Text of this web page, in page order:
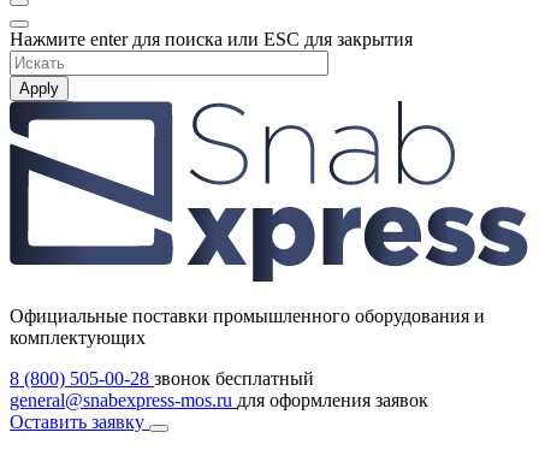
Нажмите enter для поиска или ESC для закрытия
Apply
Официальные поставки промышленного оборудования и
комплектующих
8 (800) 505-00-28 звонок бесплатный
general@snabexpress-mos.ru для оформления заявок
Оставить заявку